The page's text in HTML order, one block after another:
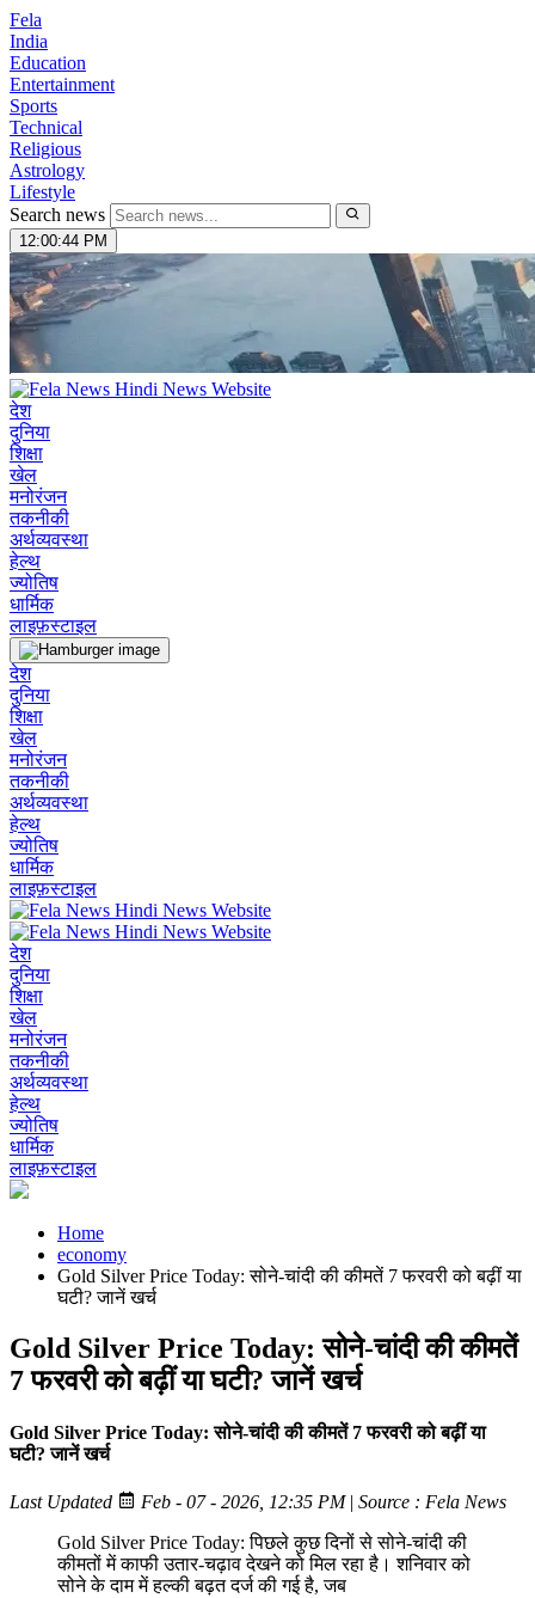
Fela
India
Education
Entertainment
Sports
Technical
Religious
Astrology
Lifestyle
Search news
12:00:45 PM
देश
दुनिया
शिक्षा
खेल
मनोरंजन
तकनीकी
अर्थव्यवस्था
हेल्थ
ज्योतिष
धार्मिक
लाइफ़स्टाइल
देश
दुनिया
शिक्षा
खेल
मनोरंजन
तकनीकी
अर्थव्यवस्था
हेल्थ
ज्योतिष
धार्मिक
लाइफ़स्टाइल
देश
दुनिया
शिक्षा
खेल
मनोरंजन
तकनीकी
अर्थव्यवस्था
हेल्थ
ज्योतिष
धार्मिक
लाइफ़स्टाइल
Home
economy
Gold Silver Price Today: सोने-चांदी की कीमतें 7 फरवरी को बढ़ीं या
घटी? जानें खर्च
Gold Silver Price Today: सोने-चांदी की कीमतें
7 फरवरी को बढ़ीं या घटी? जानें खर्च
Gold Silver Price Today: सोने-चांदी की कीमतें 7 फरवरी को बढ़ीं या
घटी? जानें खर्च
Last Updated Feb - 07 - 2026, 12:35 PM| Source : Fela News
Gold Silver Price Today: पिछले कुछ दिनों से सोने-चांदी की
कीमतों में काफी उतार-चढ़ाव देखने को मिल रहा है। शनिवार को
सोने के दाम में हल्की बढ़त दर्ज की गई है, जब